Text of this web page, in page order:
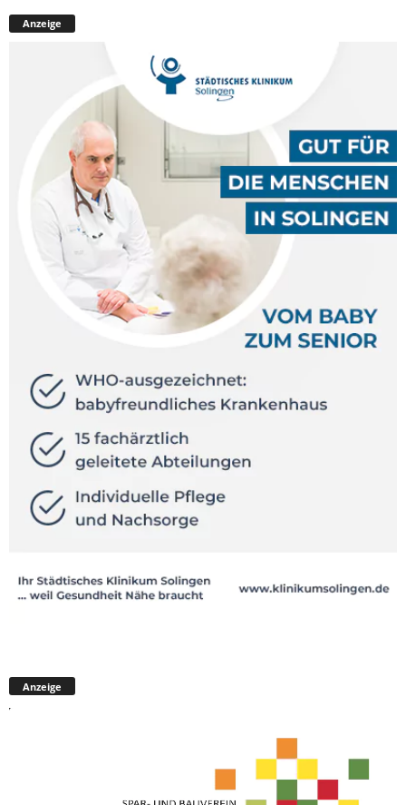
Anzeige
Anzeige